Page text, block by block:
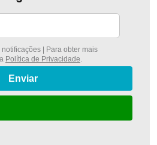
| Para obter mais
Política de Privacidade.
Enviar